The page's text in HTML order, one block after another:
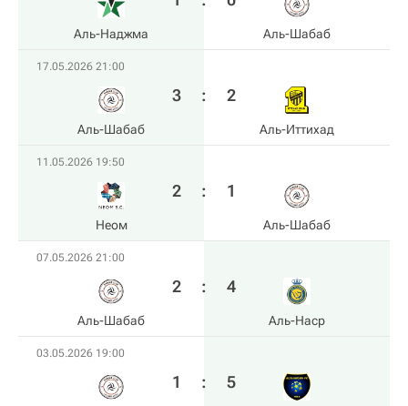
Аль-Наджма Аль-Шабаб
17.05.2026 21:00
Аль-Шабаб
3 : 2
Аль-Иттихад
11.05.2026 19:50
Неом
2 : 1
Аль-Шабаб
07.05.2026 21:00
Аль-Шабаб
2 : 4
Аль-Наср
03.05.2026 19:00
1 : 5